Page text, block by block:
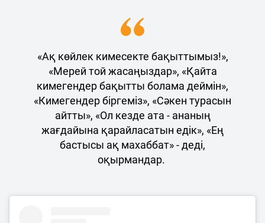
«Ақ көйлек кимесекте бақыттымыз!»,
«Мерей той жасаңыздар», «Қайта
кимегендер бақытты болама деймін»,
«Кимегендер біргеміз», «Сәкен турасын
айтты», «Ол кезде ата - ананың
жағдайына қарайласатын едік», «Ең
бастысы ақ махаббат» - деді,
оқырмандар.